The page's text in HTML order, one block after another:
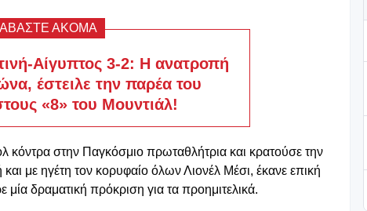
ΑΚΟΜΑ
Αίγυπτος 3-2: Η ανατροπή
έστειλε την παρέα του
«8» του Μουντιάλ!
κόντρα στην Παγκόσμιο πρωταθλήτρια και κρατούσε την
με ηγέτη τον κορυφαίο όλων Λιονέλ Μέσι, έκανε επική
δραματική πρόκριση για τα προημιτελικά.